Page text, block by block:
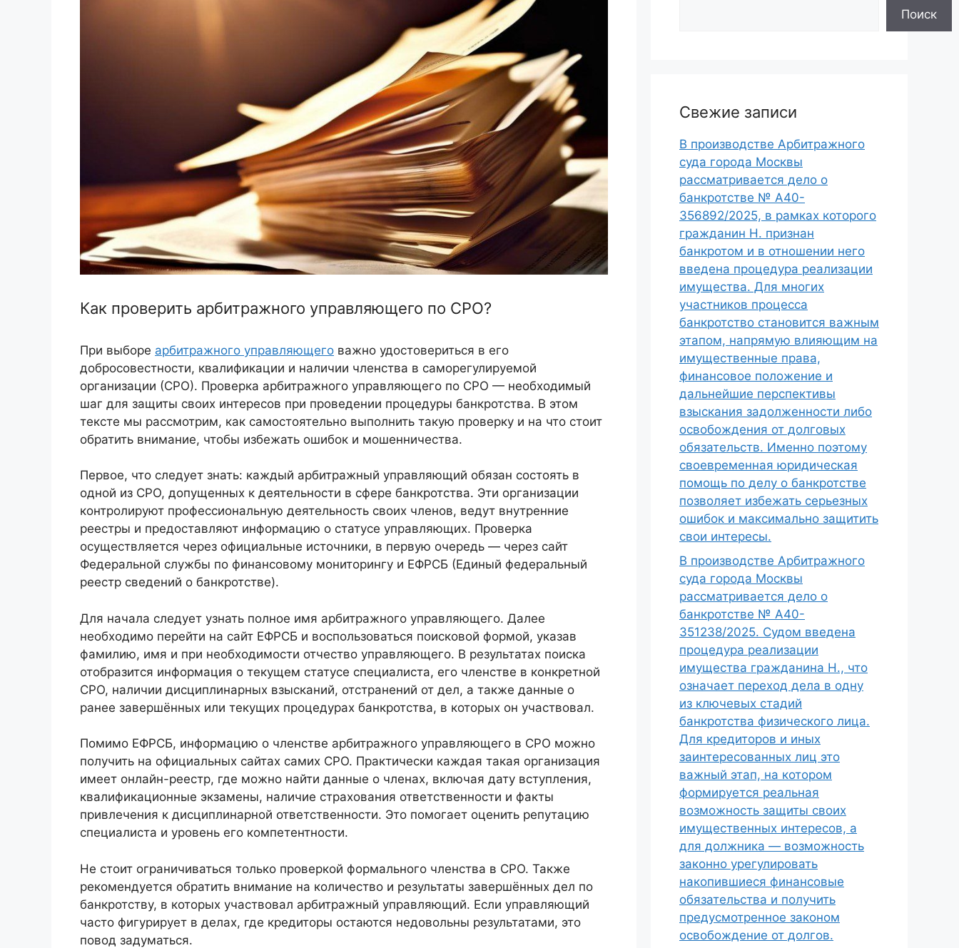
Как проверить арбитражного управляющего по СРО?
При выборе арбитражного управляющего важно удостовериться в его
добросовестности, квалификации и наличии членства в саморегулируемой
организации (СРО). Проверка арбитражного управляющего по СРО — необходимый
шаг для защиты своих интересов при проведении процедуры банкротства. В этом
тексте мы рассмотрим, как самостоятельно выполнить такую проверку и на что стоит
обратить внимание, чтобы избежать ошибок и мошенничества.
Первое, что следует знать: каждый арбитражный управляющий обязан состоять в
одной из СРО, допущенных к деятельности в сфере банкротства. Эти организации
контролируют профессиональную деятельность своих членов, ведут внутренние
реестры и предоставляют информацию о статусе управляющих. Проверка
осуществляется через официальные источники, в первую очередь — через сайт
Федеральной службы по финансовому мониторингу и ЕФРСБ (Единый федеральный
реестр сведений о банкротстве).
Для начала следует узнать полное имя арбитражного управляющего. Далее
необходимо перейти на сайт ЕФРСБ и воспользоваться поисковой формой, указав
фамилию, имя и при необходимости отчество управляющего. В результатах поиска
отобразится информация о текущем статусе специалиста, его членстве в конкретной
СРО, наличии дисциплинарных взысканий, отстранений от дел, а также данные о
ранее завершённых или текущих процедурах банкротства, в которых он участвовал.
Помимо ЕФРСБ, информацию о членстве арбитражного управляющего в СРО можно
получить на официальных сайтах самих СРО. Практически каждая такая организация
имеет онлайн-реестр, где можно найти данные о членах, включая дату вступления,
квалификационные экзамены, наличие страхования ответственности и факты
привлечения к дисциплинарной ответственности. Это помогает оценить репутацию
специалиста и уровень его компетентности.
Не стоит ограничиваться только проверкой формального членства в СРО. Также
рекомендуется обратить внимание на количество и результаты завершённых дел по
банкротству, в которых участвовал арбитражный управляющий. Если управляющий
часто фигурирует в делах, где кредиторы остаются недовольны результатами, это
повод задуматься.
Поиск
Свежие записи
В производстве Арбитражного
суда города Москвы
рассматривается дело о
банкротстве № А40-
356892/2025, в рамках которого
гражданин Н. признан
банкротом и в отношении него
введена процедура реализации
имущества. Для многих
участников процесса
банкротство становится важным
этапом, напрямую влияющим на
имущественные права,
финансовое положение и
дальнейшие перспективы
взыскания задолженности либо
освобождения от долговых
обязательств. Именно поэтому
своевременная юридическая
помощь по делу о банкротстве
позволяет избежать серьезных
ошибок и максимально защитить
свои интересы.
В производстве Арбитражного
суда города Москвы
рассматривается дело о
банкротстве № А40-
351238/2025. Судом введена
процедура реализации
имущества гражданина Н., что
означает переход дела в одну
из ключевых стадий
банкротства физического лица.
Для кредиторов и иных
заинтересованных лиц это
важный этап, на котором
формируется реальная
возможность защиты своих
имущественных интересов, а
для должника — возможность
законно урегулировать
накопившиеся финансовые
обязательства и получить
предусмотренное законом
освобождение от долгов.